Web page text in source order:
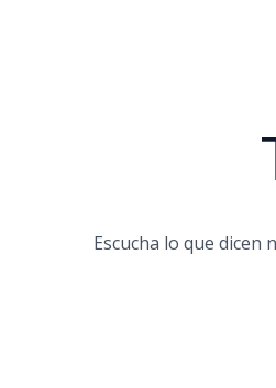
Escucha lo que dicen